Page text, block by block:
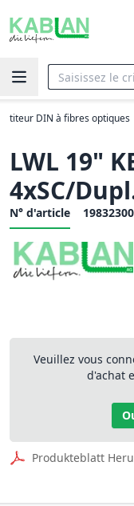
DIN à fibres optiques
LWL 19"
4xSC/
N° d'article
Veuillez vous
d'achat
Produkteblatt